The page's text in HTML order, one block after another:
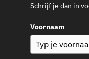
Schrijf je dan in
Voornaam